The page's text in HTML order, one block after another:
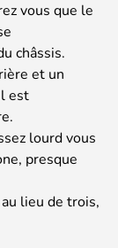
vous que le
châssis.
et un
est
lourd vous
presque
lieu de trois,